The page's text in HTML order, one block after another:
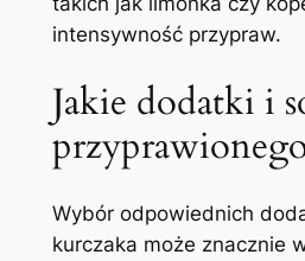
intensywność przypraw.
Jakie dodatki i
Wybór odpowiednich
kurczaka może znacznie